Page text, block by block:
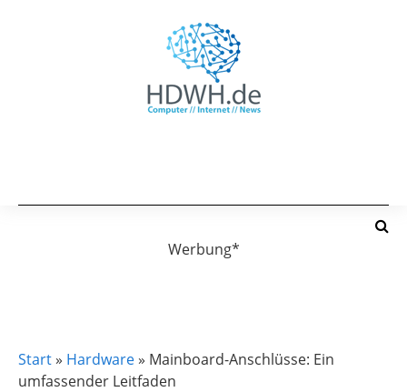
Werbung*
Start» Hardware» Mainboard-Anschlüsse: Ein
umfassender Leitfaden